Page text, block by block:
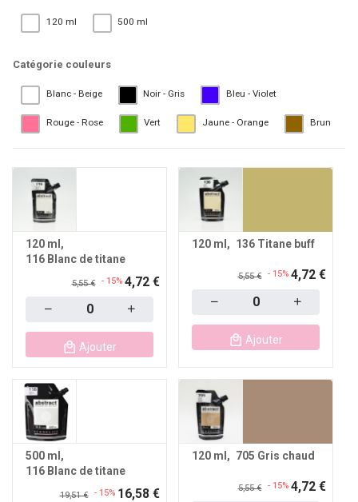
120 ml 500 ml
Catégorie couleurs
Blanc - Beige Noir - Gris Bleu - Violet
Rouge - Rose Vert Jaune - Orange Brun
120 ml
116 Blanc de titane
5,55 € - 15% 4,72 €
Ajouter
120 ml 136 Titane buff
5,55 € - 15% 4,72 €
Ajouter
500 ml
116 Blanc de titane
19,51 € - 15% 16,58 €
120 ml 705 Gris chaud
5,55 € - 15% 4,72 €